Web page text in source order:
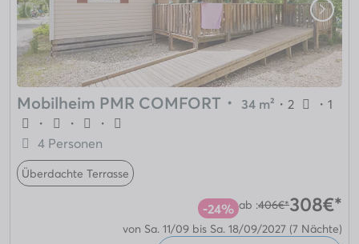
Mobilheim PMR COMFORT ・ 34 m² ・ 2 ・1
・
・
・
4 Personen
Überdachte Terrasse
-24% ab :406€*308€*
von Sa. 11/09 bis Sa. 18/09/2027 (7 Nächte)